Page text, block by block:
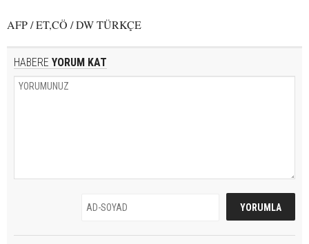
AFP / ET,CÖ / DW TÜRKÇE
HABERE YORUM KAT